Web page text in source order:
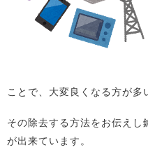
ことで、大変良くなる方が多
その除去する方法をお伝え
が出来ています。